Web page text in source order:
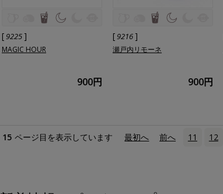
[9225 ]
MAGIC HOUR
900円
[9216 ]
瀬戸内リモーネ
900円
15 ページ目を表示しています 最初へ 前へ 11 12